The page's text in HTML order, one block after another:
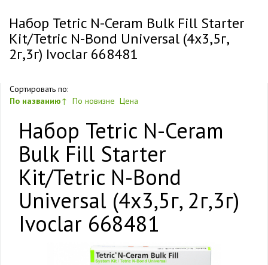
Набор Tetric N-Ceram Bulk Fill Starter
Kit/Tetric N-Bond Universal (4х3,5г,
2г,3г) Ivoclar 668481
Сортировать по:
По названию↑ По новизне Цена
Набор Tetric N-Ceram
Bulk Fill Starter
Kit/Tetric N-Bond
Universal (4х3,5г, 2г,3г)
Ivoclar 668481